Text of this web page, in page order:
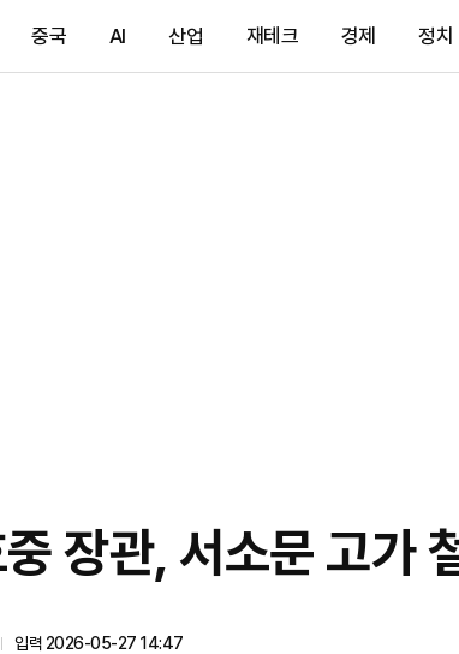
중국 AI 산업 재테크 경제 정치
장관, 서소문 고가
입력 2026-05-27 14:47